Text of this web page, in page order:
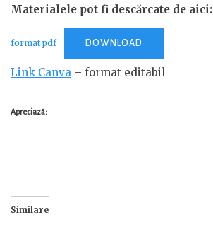
Materialele pot fi descărcate de aici:
format pdf DOWNLOAD
Link Canva – format editabil
Apreciază:
Similare